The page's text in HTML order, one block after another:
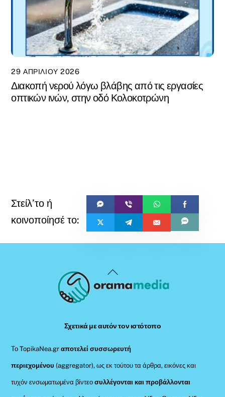
29 ΑΠΡΙΛΊΟΥ 2026
Διακοπή νερού λόγω βλάβης από τις εργασίες
οπτικών ινών, στην οδό Κολοκοτρώνη
Back
To
Σχετικά με αυτόν τον ιστότοπο
Το TopikaNea.grαποτελεί συσσωρευτή
περιεχομένου (aggregator), ως εκ τούτου τα άρθρα, εικόνες και
τυχόν ενσωματωμένα βίντεοσυλλέγονται και προβάλλονται